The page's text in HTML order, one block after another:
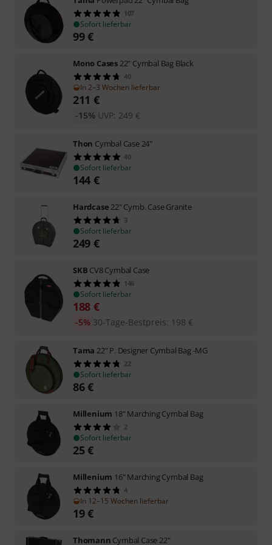
107
Sofort lieferbar
99€
Mono Cases 22" Cymbal Bag Black
40
In 2–3 Wochen lieferbar
211 €
UVP: 249 €
-15%
Thon Cymbal Case 24"
40
Sofort lieferbar
144 €
Hardcase 22" Cymb. Case Granite
3
Sofort lieferbar
249 €
SKB CV8 Cymbal Case
146
Sofort lieferbar
188 €
30-Tage-Bestpreis: 198 €
-5%
Tama 22" P. Designer Cymbal Bag -MG
22
Sofort lieferbar
86€
Millenium 18" Marching Cymbal Bag
2
Sofort lieferbar
25€
Millenium 16" Marching Cymbal Bag
4
In 12–15 Wochen lieferbar
19€
Thomann Cymbal Case 22"